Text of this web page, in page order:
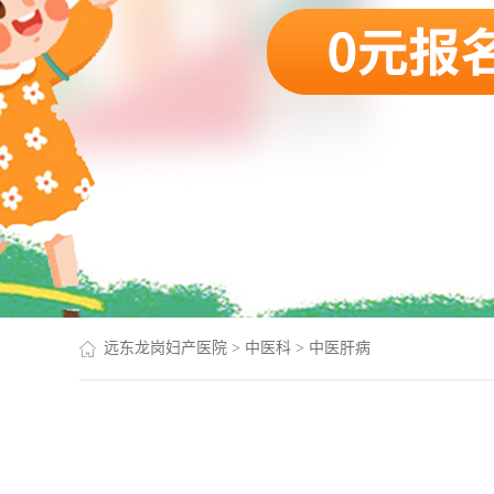
远东龙岗妇产医院 > 中医科 > 中医肝病